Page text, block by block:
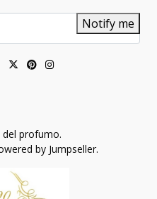
Notify me
profumo.
by Jumpseller.